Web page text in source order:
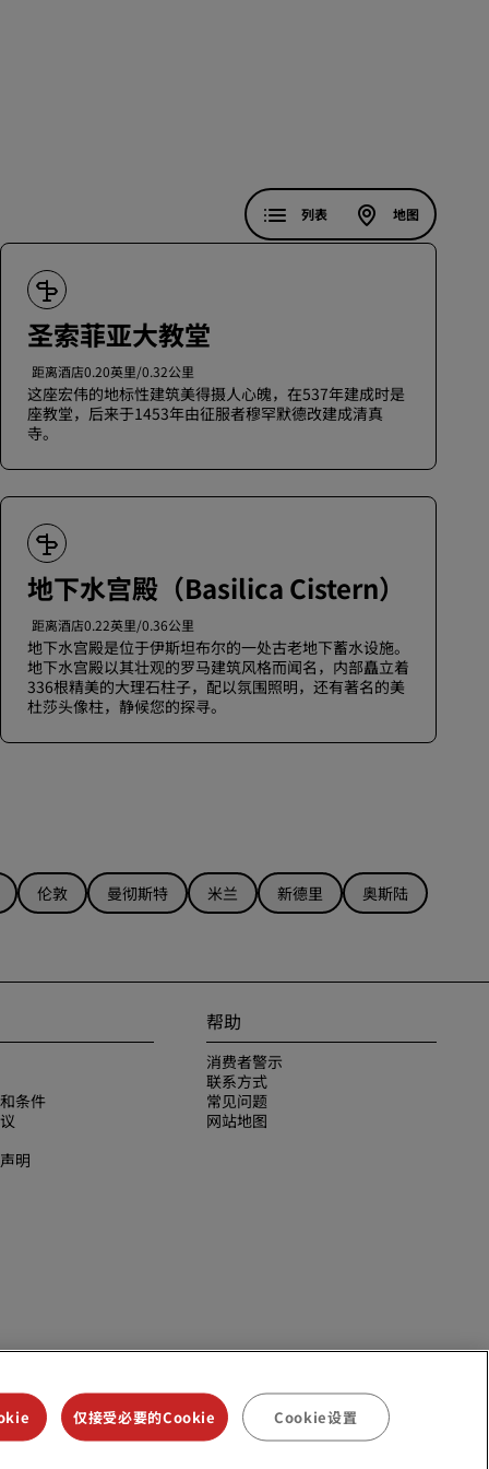
列表 地图
圣索菲亚大教堂
距离酒店0.20英里/0.32公里
这座宏伟的地标性建筑美得摄人心魄，在537年建成时是
座教堂，后来于1453年由征服者穆罕默德改建成清真
寺。
地下水宫殿（Basilica Cistern）
距离酒店0.22英里/0.36公里
地下水宫殿是位于伊斯坦布尔的一处古老地下蓄水设施。
地下水宫殿以其壮观的罗马建筑风格而闻名，内部矗立着
336根精美的大理石柱子，配以氛围照明，还有著名的美
杜莎头像柱，静候您的探寻。
伦敦 曼彻斯特 米兰 新德里 奥斯陆
条件
明
帮助
消费者警示
联系方式
常见问题
网站地图
仅接受必要的Cookie Cookie设置